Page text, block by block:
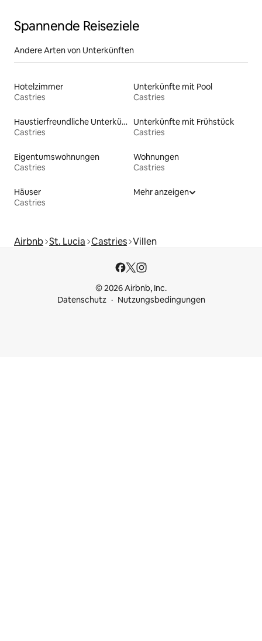
Spannende Reiseziele
Andere Arten von Unterkünften
Hotelzimmer
Castries
Unterkünfte mit Pool
Castries
Haustierfreundliche Unterkünfte
Castries
Unterkünfte mit Frühstück
Castries
Eigentumswohnungen
Castries
Wohnungen
Castries
Häuser
Castries
Mehr anzeigen
Airbnb St. Lucia Castries Villen
© 2026 Airbnb, Inc.
Datenschutz
Nutzungsbedingungen